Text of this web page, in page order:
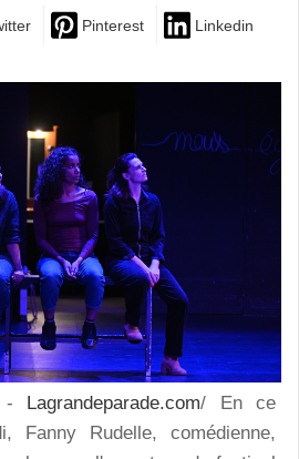
Pinterest Linkedin
- Lagrandeparade.com/ En ce
Fanny Rudelle, comédienne,